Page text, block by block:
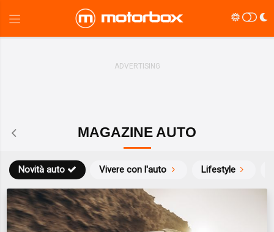
MAGAZINE AUTO
Novità auto Vivere con l'auto Lifestyle